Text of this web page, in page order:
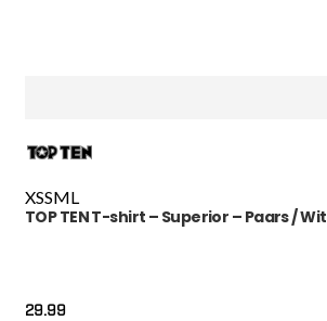
XSSML
TOP TEN T-shirt – Superior – Paars / Wit
29.99